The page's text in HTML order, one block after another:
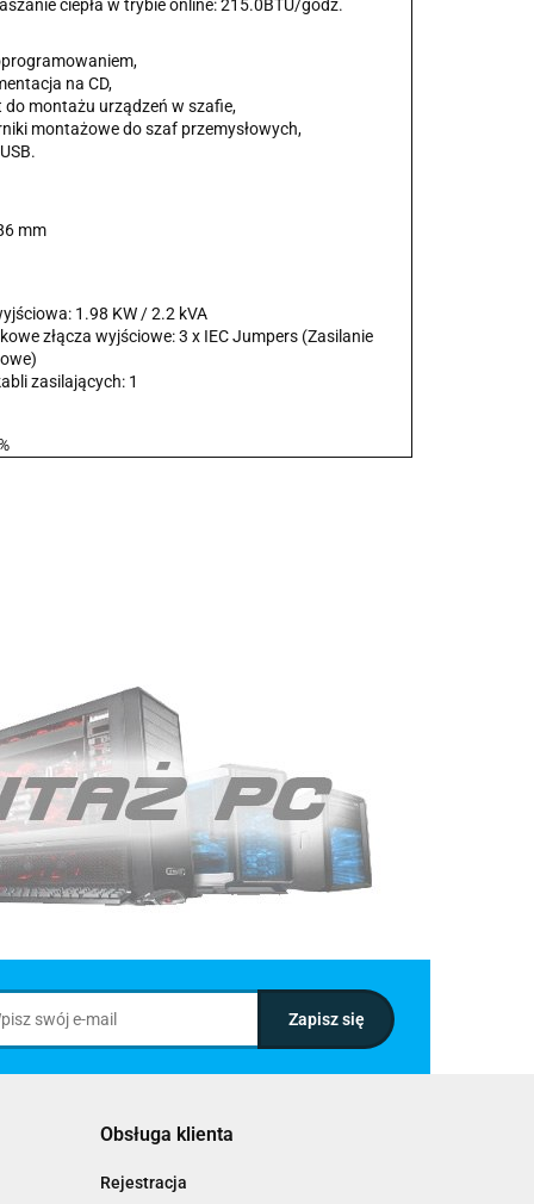
ciepła w trybie online: 215.0BTU/godz.
na CD,
do montażu urządzeń w szafie,
montażowe do szaf przemysłowych,
mm
1.98 KW / 2.2 kVA
złącza wyjściowe: 3 x IEC Jumpers (Zasilanie
zasilających: 1
Obsługa klienta
Rejestracja